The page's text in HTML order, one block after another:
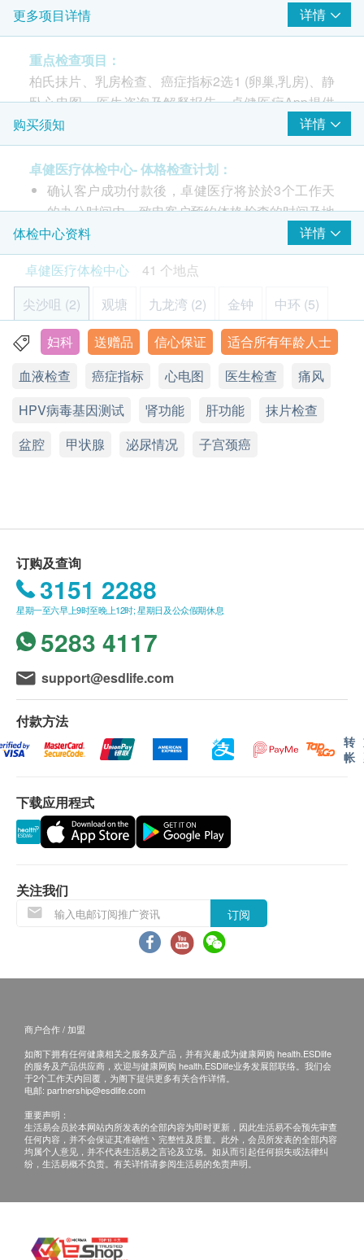
子宫颈病变测试 (只限女士)
传统巴氏涂片 (适合有性经验的女性检查)
乳房及盆腔检查 重点项目
乳房触诊检查 (只限女士)
静卧心电图
3 基本项目
基本健康评估
血压
查询病史
身高
脉搏率
腰围量度
体重
低密度胆固醇
糖尿
肝功能
谷丙转氨酶
谷草转氨酶
肾功能
尿素
甲状腺
血液检查
血球比容值
平均血球容积
平均红血球血红素量
平均红血球血红素浓度
中性粒细胞
红血球计数
血色素
泌尿情况
小便比重
大便潜血-免疫化学测试
检测大便中是否有隐血，帮助诊断: 胃肠道出血, 可能与胃溃
疡, 胃癌或大肠癌有关
HK$224.0
下腹部(盆腔) (经腹部) (适合女士)
检查卵巢癌、卵巢囊肿、子宫肌瘤和子宫颈癌的可能性
*此项目或需另约日期到指定中心进行检查
HK$1,173.0
癌抗原72.4 (胃)
HK$ 581.0
血型及Rh因子
HK$123.0
骨质密度测试(腰椎及股骨)
透过X光检查腰椎和股骨关节的骨质密度，以诊断或跟进骨质
疏松问题
*此项目或需另约日期到指定中心进行检查
1,075.0
癌抗原19.9 (胰脏)
常见于胰脏癌, 胆道癌等消化道癌症。
HK$
581.0
HK$955.0
甲状腺超声波
一种非侵入性影像检查，可检测甲状腺的结构异常
*此项目或需另约日期到指定中心进行检查
HK$1,173.0
感染了特定基因型(type) 的HPV 病毒。
HK$674.0
用于评估卵巢癌风险或监测治疗效果，增加: 可能与卵巢癌、
子宫内膜异位或炎症有关。
HK$581.0
可以帮助检测胰岛素抗性、糖尿病（包括第一型和第二型）以
及与胰岛素产生相关的其他疾病。
HK$1,406.0
透过超声波检查肝、胆、胰、脾、肾及盆腔有否异常
*此项目或需另约日期到指定中心进行检查
HK$2,835.0
3D乳房X光造影检查
3D乳房X光造影以先进X光技术从不同的角度拍摄乳房的多个
影像，可以详细地检查乳房会否有异常，如肿瘤、水瘤或纤维
癌抗原15.3 (乳房)
更多项目详情 详情
重点检查项目：
柏氏抹片、乳房检查、癌症指标2选1 (卵巢,乳房)、静
卧心电图、医生咨询及解释报告、卓健医疗App提供
健康记录及趋势报告
检查前注意事项：
空腹血糖- 请于进行检查前8小时开始禁食(可饮用适量
清水)
购买须知 详情
卓健医疗体检中心- 体格检查计划：
确认客户成功付款後，卓健医疗将於於3个工作天
的办公时间内，致电客户预约体格检查的时间及地
点，客户亦可以致电 8100 8138 或 Whatsapp
8301 8301预约。
客户必须于预约当天出示身份证及订购确认信或电
邮以确认身份。
体格检查计划只适用於18岁或以上人士。
体格检查计划不适用於星期日及公众假期。
眼科检查计划不适用于星期六，星期日及公众假
期。
本体格检查计划有效期为6个月，客户必须於6个月
内 (由确认付款日期起计)接受有关检查，逾期作
废。
订购一经确认，不设更改已订购的计划，转让给第
叁者及／或退款。
如有争议，健康网购health.ESDlife保留最後决定
权。
所有体格检查并非作为医务诊断或治疗用途。
卓健医疗体检中心 - 预防疫苗（流感疫苗 除外）：
确认客户成功付款後，卓健医疗服务有限公司将於
3个工作天的办公时间内，致电客户预约疫苗注射
的时间及地点，客户亦可以致电 8100 8138 或
客户必须于预约当天出示身份证及订购确认信或电
邮以确认身份。
预防疫苗产品有效期为6个月，客户必须於6个月内
订购一经确认，不设更改已订购的计划，转让给第
叁者及／或退款。
客户注射肝炎疫苗或肝炎混合疫苗前必须出示3个
月内的肝炎抗原及抗体测试报告，以确定是否合适
若经医生评估后，阁下并不适合进行疫苗注射，将
需支付医生诊症费用HK$300，馀下差额将会退
回。
如有争议，健康网购health.ESDlife保留最後决定
权。
所有预防疫苗产品并非作为医务诊断或治疗用途。
任何疫苗的提供会视供应情况而定，购买或预约后
预防疫苗产品不适用於佐敦卓健诊断及放射中心。
卓健医疗体检中心 - 眼科检查：
体检中心资料
详情
卓健医疗体检中心
41 个地点
尖沙咀 (2)
观塘 九龙湾 (2) 金钟 中环 (5)
则鱼涌 (2) 沙田 (4) 屯门 (2) 元朗 (2) 青衣
将军澳 (2) 北角 铜锣湾 (3) 旺角 (5) 佐敦 (2)
东涌 愉景湾 马鞍山 上环 赤柱 乐富
星期日及公众假期︰休息
港铁九龙站机场快綫抵站大堂L2,KOW83商铺
显示地图
星期一至五︰9:00a.m. – 1:30p.m.; 2:30p.m. – 6:30p.m.
妇科 送赠品 信心保证
适合所有年龄人士
血液检查
癌症指标 心电图 医生检查
痛风
HPV病毒基因测试
肾功能 肝功能
抹片检查
盆腔
甲状腺 泌尿情况 子宫颈癌
订购及查询
3151 2288
星期一至六早上9时至晚上12时; 星期日及公众假期休息
5283 4117
support@esdlife.com
付款方法
转
帐
下载应用程式
关注我们
订阅
商户合作 / 加盟
如阁下拥有任何健康相关之服务及产品，并有兴趣成为健康网购 health.ESDlife
的服务及产品供应商，欢迎与健康网购 health.ESDlife业务发展部联络。我们会
于2个工作天内回覆，为阁下提供更多有关合作详情。
电邮: partnership@esdlife.com
重要声明：
生活易会员於本网站内所发表的全部内容为即时更新，因此生活易不会预先审查
任何内容，并不会保证其准确性丶完整性及质量。此外，会员所发表的全部内容
均属个人意见，并不代表生活易之言论及立场。如从而引起任何损失或法律纠
纷，生活易概不负责。有关详情请参阅生活易的免责声明。